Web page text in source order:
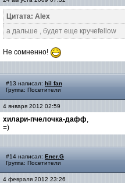
Цитата: Alex
а дальше , будет еще кручеfellow
Не сомненно!
#13 написал: hil fan
Группа: Посетители
4 января 2012 02:59
хилари-пчелочка-дафф,
=)
#14 написал: Ener.G
Группа: Посетители
4 февраля 2012 23:26